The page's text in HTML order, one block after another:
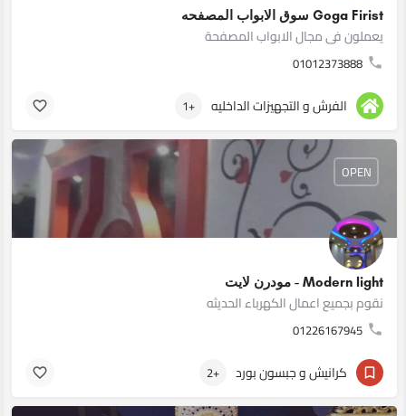
Goga Firist سوق الابواب المصفحه
يعملون فى مجال الابواب المصفحة
01012373888
الفرش و التجهيزات الداخليه +1
Modern light - مودرن لايت
نقوم بجميع اعمال الكهرباء الحديثه
01226167945
OPEN
كرانيش و جبسون بورد +2